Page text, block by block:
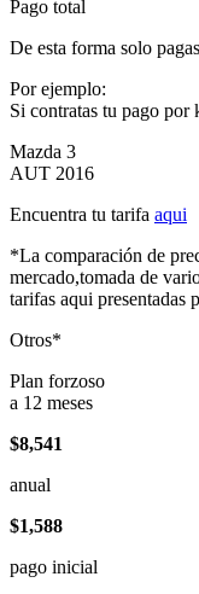
Pago total
De esta forma solo
Por ejemplo:
Si contratas tu pago por
Mazda 3
AUT 2016
Encuentra tu tarifa aqui
*La comparación de
mercado,tomada de
tarifas aqui presentadas
Otros*
Plan forzoso
a 12 meses
$8,541
anual
$1,588
pago inicial